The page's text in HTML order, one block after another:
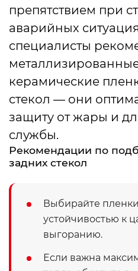
препятствием при
аварийных
специалисты
керамические
стекол — они
защиту от жары и
службы.
Рекомендации по
задних стекол
Выбирайте
устойчивостью к
выгоранию.
Если важна